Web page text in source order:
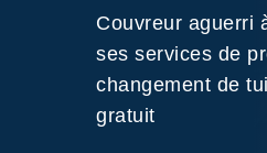
Couvreur aguerri
ses services de
changement de
gratuit